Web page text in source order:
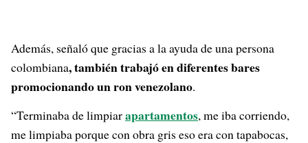
Además, señaló que gracias a la ayuda de una persona
colombiana, también trabajó en diferentes bares
promocionando un ron venezolano.
“Terminaba de limpiarapartamentos, me iba corriendo,
me limpiaba porque con obra gris eso era con tapabocas,